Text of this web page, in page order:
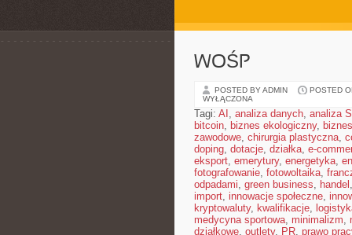
WOŚP
POSTED BY ADMIN POSTED
WYŁĄCZONA
Tagi: AI , analiza danych, analiza
bitcoin, biznes ekologiczny,
zawodowe, chirurgia plastyczna,
doping, dotacje, działka, e-
eksport, emerytury, energetyka,
fotografowanie, fotowoltaika,
odpadami, green business, handel ,
import, innowacje społeczne,
kryptowaluty, kwalifikacje,
medycyna sportowa, minimalizm,
działkowe, outlety, PR, prawo